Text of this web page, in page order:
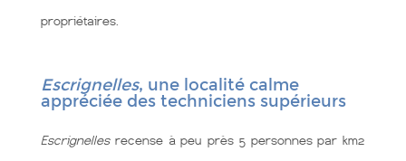
propriétaires.
Escrignelles, une localité calme
appréciée des techniciens supérieurs
Escrignellesrecense à peu près 5 personnes par km2